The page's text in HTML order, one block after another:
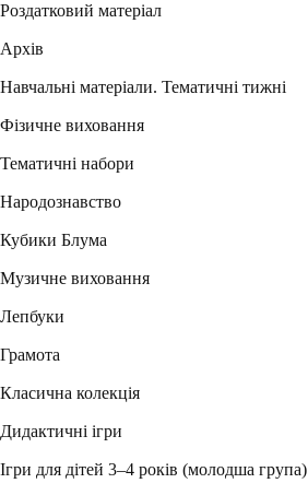
Роздатковий матеріал
Архів
Навчальні матеріали. Тематичні тижні
Фізичне виховання
Тематичні набори
Народознавство
Кубики Блума
Музичне виховання
Лепбуки
Грамота
Класична колекція
Дидактичні ігри
Ігри для дітей 3–4 років (молодша група)